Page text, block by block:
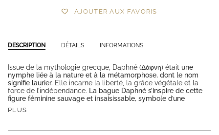
AJOUTER AUX FAVORIS
DESCRIPTION DÉTAILS INFORMATIONS
Issue de la mythologie grecque, Daphné (Δάφνη) était une
nymphe liée à la nature et à la métamorphose, dont le nom
signifie laurier. Elle incarne la liberté, la grâce végétale et la
force de l’indépendance. La bague Daphné s’inspire de cette
figure féminine sauvage et insaisissable, symbole d’une
PLUS